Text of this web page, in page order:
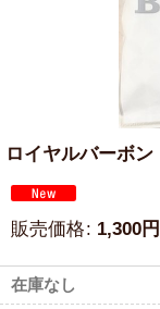
ロイヤルバーボン
販売価格: 1,300円
在庫なし